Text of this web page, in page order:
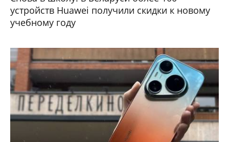
устройств Huawei получили скидки к новому
учебному году